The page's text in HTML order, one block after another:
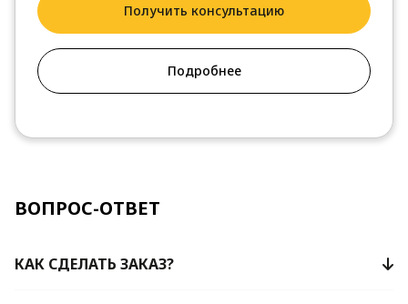
Получить консультацию
Подробнее
ВОПРОС-ОТВЕТ
КАК СДЕЛАТЬ ЗАКАЗ?